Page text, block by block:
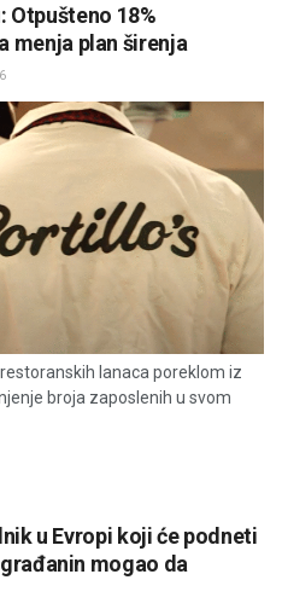
Otpušteno 18%
menja plan širenja
lanaca poreklom iz
broja zaposlenih u svom
u Evropi koji će podneti
mogao da